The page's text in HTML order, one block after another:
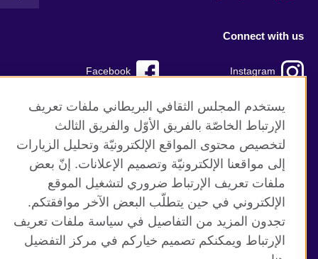
Connect with us
Facebook Instagram
TikTok Twitter
Youtube
موقع المجلس الثقافي البريطاني العالمي
الخصوصية وشروط الاستخدام
ملفات تعريف الإرتباط
يستخدم المجلس الثقافي البريطاني ملفات تعريف
الإرتباط الخاصّة بالفريق الأوّل والفريق الثالث
لتخصيص محتوى المواقع الإلكترونيّة وتحليل الزيارات
إلى مواقعنا الإلكترونيّة وتصميم الإعلانات. إنّ بعض
ملفات تعريف الإرتباط ضروري لتشغيل الموقع
الإلكتروني في حين يتطلّب البعض الآخر موافقتكم.
تجدون المزيد من التفاصيل في سياسة ملفات تعريف
الإرتباط ويمكنكم تصميم خياركم في مركز التفضيل